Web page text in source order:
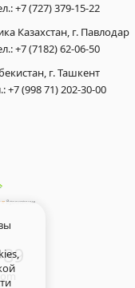
+7 (727) 379-15-22
Казахстан, г. Павлодар
+7 (7182) 62-06-50
г. Ташкент
+7 (998 71) 202-30-00